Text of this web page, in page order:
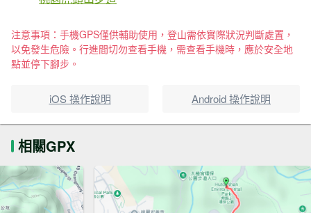
注意事項：手機GPS僅供輔助使用，登山需依實際狀況判斷處置，
以免發生危險。行進間切勿查看手機，需查看手機時，應於安全地
點並停下腳步。
iOS 操作說明 Android 操作說明
相關GPX